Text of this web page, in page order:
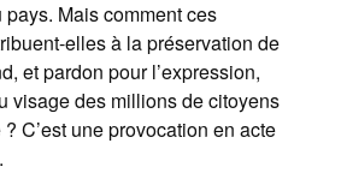
pays. Mais comment ces
elles à la préservation de
et pardon pour l’expression,
visage des millions de citoyens
? C’est une provocation en acte